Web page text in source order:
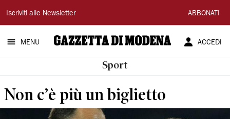
Gazzetta
di
Modena
Iscriviti alle Newsletter ABBONATI
MENU ACCEDI
Sport
Non c’è più un biglietto